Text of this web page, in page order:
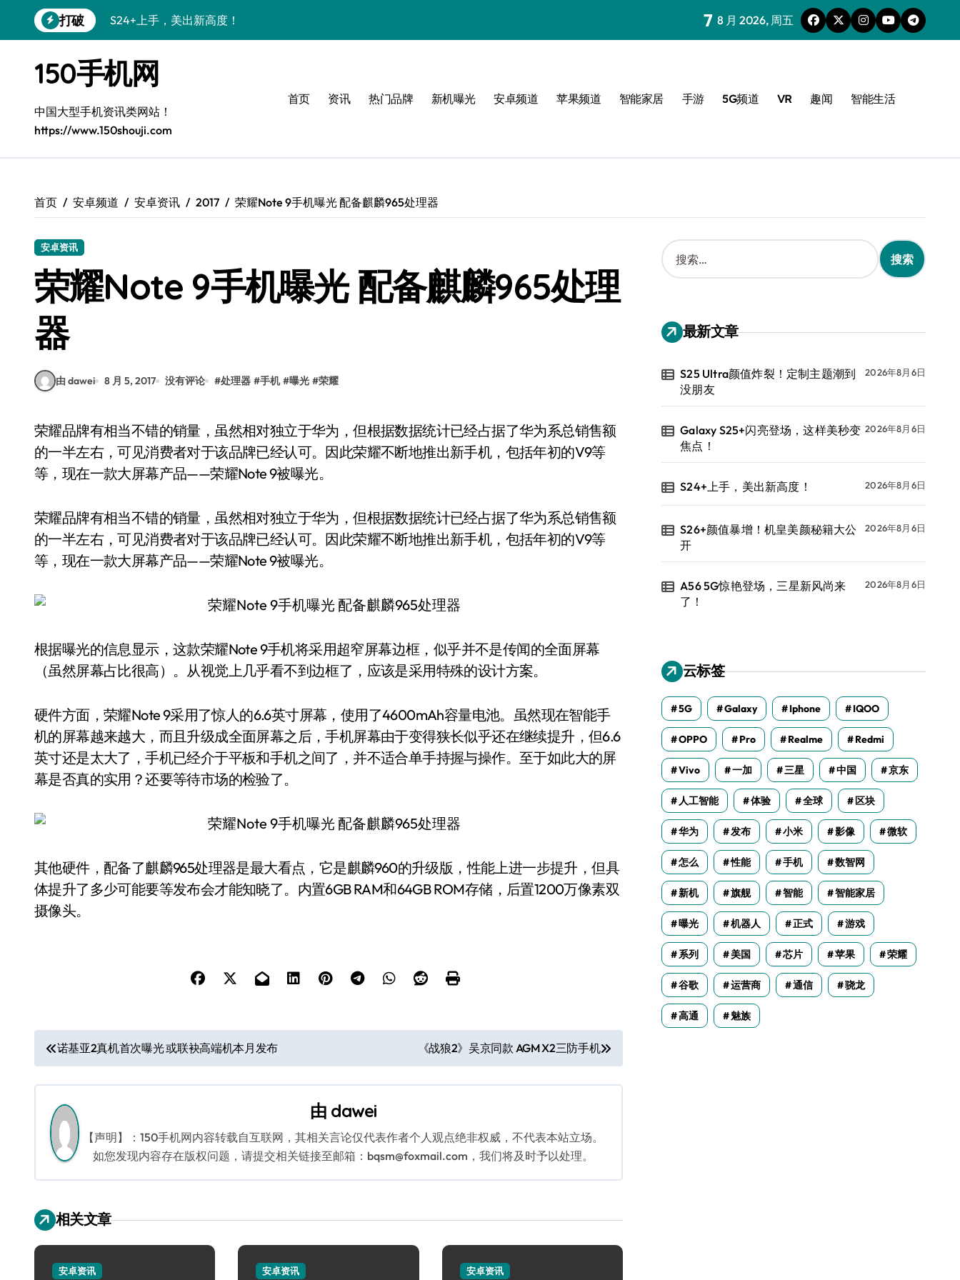
到
打破
S24+上手，美出新高度！
A56 5G惊艳登场，三星新风尚来了！
三星S26上手：3招秒变个性旗舰
S25美化秘籍：个性潮玩，炫酷一键搞定！
Galaxy C55 5G潮定新定义
Galaxy Z Flip6：折叠时尚，秒变潮流焦点
7 8 月 2026, 周五
150手机网
中国大型手机资讯类网站！
https://www.150shouji.com
首页 资讯 热门品牌 新机曝光 安卓频道 苹果频道 智能家居 手游 5G频道 VR 趣闻 智能生活
首页 安卓频道 安卓资讯 2017 荣耀Note 9手机曝光 配备麒麟965处理器
安卓资讯
荣耀Note 9手机曝光 配备麒麟965处理
器
由 dawei 8 月 5, 2017 没有评论 #处理器 #手机 #曝光 #荣耀
荣耀品牌有相当不错的销量，虽然相对独立于华为，但根据数据统计已经占据了华为系总销售额
的一半左右，可见消费者对于该品牌已经认可。因此荣耀不断地推出新手机，包括年初的V9等
等，现在一款大屏幕产品——荣耀Note 9被曝光。
荣耀品牌有相当不错的销量，虽然相对独立于华为，但根据数据统计已经占据了华为系总销售额
的一半左右，可见消费者对于该品牌已经认可。因此荣耀不断地推出新手机，包括年初的V9等
等，现在一款大屏幕产品——荣耀Note 9被曝光。
根据曝光的信息显示，这款荣耀Note 9手机将采用超窄屏幕边框，似乎并不是传闻的全面屏幕
（虽然屏幕占比很高）。从视觉上几乎看不到边框了，应该是采用特殊的设计方案。
硬件方面，荣耀Note 9采用了惊人的6.6英寸屏幕，使用了4600mAh容量电池。虽然现在智能手
机的屏幕越来越大，而且升级成全面屏幕之后，手机屏幕由于变得狭长似乎还在继续提升，但6.6
英寸还是太大了，手机已经介于平板和手机之间了，并不适合单手持握与操作。至于如此大的屏
幕是否真的实用？还要等待市场的检验了。
其他硬件，配备了麒麟965处理器是最大看点，它是麒麟960的升级版，性能上进一步提升，但具
体提升了多少可能要等发布会才能知晓了。内置6GB RAM和64GB ROM存储，后置1200万像素双
摄像头。
文
章
导
航
诺基亚2真机首次曝光 或联袂高端机本月发布 《战狼2》吴京同款 AGM X2三防手机
由 dawei
【声明】：150手机网内容转载自互联网，其相关言论仅代表作者个人观点绝非权威，不代表本站立场。
如您发现内容存在版权问题，请提交相关链接至邮箱：bqsm@foxmail.com，我们将及时予以处理。
相关文章
安卓资讯 安卓资讯 安卓资讯
搜
索
：
最新文章
S25 Ultra颜值炸裂！定制主题潮到
没朋友
2026年8月6日
Galaxy S25+闪亮登场，这样美秒变
焦点！
2026年8月6日
S24+上手，美出新高度！ 2026年8月6日
S26+颜值暴增！机皇美颜秘籍大公
开
2026年8月6日
A56 5G惊艳登场，三星新风尚来
了！
2026年8月6日
云标签
5G Galaxy Iphone IQOO
OPPO Pro Realme Redmi
Vivo 一加 三星 中国 京东
人工智能 体验 全球 区块
华为 发布 小米 影像 微软
怎么 性能 手机 数智网
新机 旗舰 智能 智能家居
曝光 机器人 正式 游戏
系列 美国 芯片 苹果 荣耀
谷歌 运营商 通信 骁龙
高通 魅族